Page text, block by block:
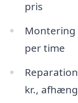
pris
Montering
per time
kr.,